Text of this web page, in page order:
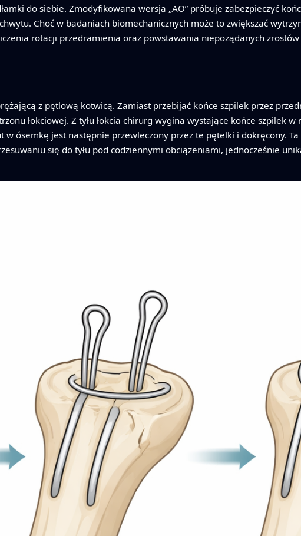
do siebie. Zmodyfikowana wersja „AO” próbuje zabezpieczyć
Choć w badaniach biomechanicznych może to zwiększać
rotacji przedramienia oraz powstawania niepożądanych
z pętlową kotwicą. Zamiast przebijać końce szpilek przez
łokciowej. Z tyłu łokcia chirurg wygina wystające końce szpilek w
w ósemkę jest następnie przewleczony przez te pętelki i dokręcony.
się do tyłu pod codziennymi obciążeniami, jednocześnie